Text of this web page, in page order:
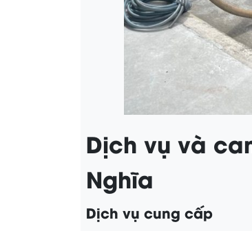
Dịch vụ và
Nghĩa
Dịch vụ cung cấp